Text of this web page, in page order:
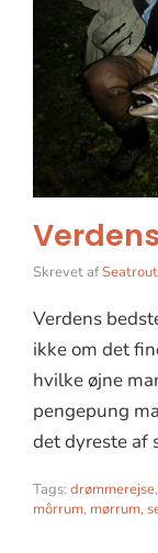
Skrevet af
Verdens
ikke om det
hvilke øjne
pengepung
det dyreste af
Tags: drømmerejse,
môrrum, mørrum,